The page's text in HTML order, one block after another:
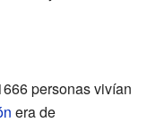
personas vivían
era de